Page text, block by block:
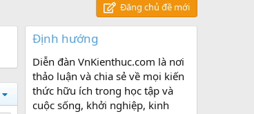
Đăng chủ đề mới
Định hướng
Diễn đàn VnKienthuc.com là nơi
thảo luận và chia sẻ về mọi kiến
thức hữu ích trong học tập và
cuộc sống, khởi nghiệp, kinh